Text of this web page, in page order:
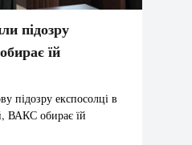
підозру
їй
експосолці в
ВАКС обирає їй